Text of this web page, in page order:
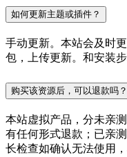
如何更新主题或插件？
手动更新。本站会及时
包，上传更新。和安装
购买该资源后，可以退款吗？
本站虚拟产品，分未亲
有任何形式退款；已亲
长检查如确认无法使用